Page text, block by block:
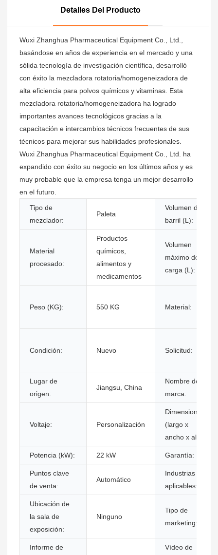
Detalles Del Producto
Wuxi Zhanghua Pharmaceutical Equipment Co., Ltd.,
basándose en años de experiencia en el mercado y una
sólida tecnología de investigación científica, desarrolló
con éxito la mezcladora rotatoria/homogeneizadora de
alta eficiencia para polvos químicos y vitaminas. Esta
mezcladora rotatoria/homogeneizadora ha logrado
importantes avances tecnológicos gracias a la
capacitación e intercambios técnicos frecuentes de sus
técnicos para mejorar sus habilidades profesionales.
Wuxi Zhanghua Pharmaceutical Equipment Co., Ltd. ha
expandido con éxito su negocio en los últimos años y es
muy probable que la empresa tenga un mejor desarrollo
en el futuro.
Tipo de
mezclador:
Paleta
Volumen del
barril (L):
Material
procesado:
Productos
químicos,
alimentos y
medicamentos
Volumen
máximo de
carga (L):
Peso (KG): 550 KG Material:
Condición: Nuevo Solicitud:
Lugar de
origen:
Jiangsu, China
Nombre de
marca:
Voltaje: Personalización
Dimensiones
(largo x
ancho x alto):
Potencia (kW): 22 kW Garantía:
Puntos clave
de venta:
Automático
Industrias
aplicables:
Ubicación de
la sala de
exposición:
Ninguno
Tipo de
marketing:
Informe de
Vídeo de